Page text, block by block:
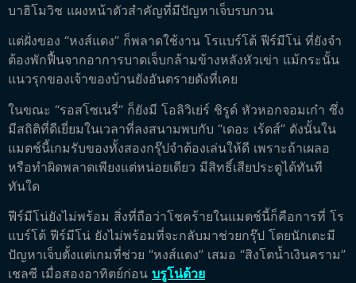
บาฮิโมวิช แผงหน้าตัวสำคัญที่มีปัญหาเจ็บรบกวน
แต่ฝั่งของ “หงส์แดง” ก็พลาดใช้งาน โรแบร์โต้ ฟีร์มีโน่ ที่ยังจำ
ต้องพักฟื้นจากอาการบาดเจ็บกล้ามข้างหลังหัวเข่า แม้กระนั้น
แนวรุกของเจ้าของบ้านยังอันตรายดังที่เคย
ในขณะ “รอสโซเนรี่” ก็ยังมี โอลิวิเย่ร์ ชิรูด์ หัวหอกจอมเก๋า ซึ่ง
มีสถิติที่ดีเยี่ยมในเวลาที่ลงสนามพบกับ “เดอะ เร้ดส์” ดังนั้นใน
แมตช์นี้เกมรับของทั้งสองกรุ๊ปจำต้องเล่นให้ดี เพราะถ้าเผลอ
หรือทำผิดพลาดเพียงแต่หน่อยเดียว มีสิทธิ์เสียประตูได้ทันที
ทันใด
ฟีร์มีโน่ยังไม่พร้อม สิ่งที่ถือว่าโชคร้ายในแมตช์นี้ก็คือการที่ โร
แบร์โต้ ฟีร์มีโน่ ยังไม่พร้อมที่จะกลับมาช่วยกรุ๊ป โดยนักเตะมี
ปัญหาเจ็บตั้งแต่เกมที่ช่วย “หงส์แดง” เสมอ “สิงโตน้ำเงินคราม”
เชลซี เมื่อสองอาทิตย์ก่อน บรูโน่ด้วย